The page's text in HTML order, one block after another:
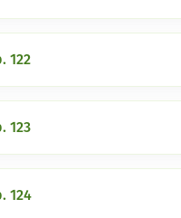
122
123
124